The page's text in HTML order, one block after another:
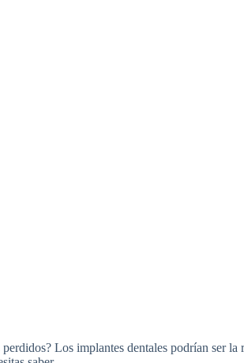
Los implantes dentales podrían ser